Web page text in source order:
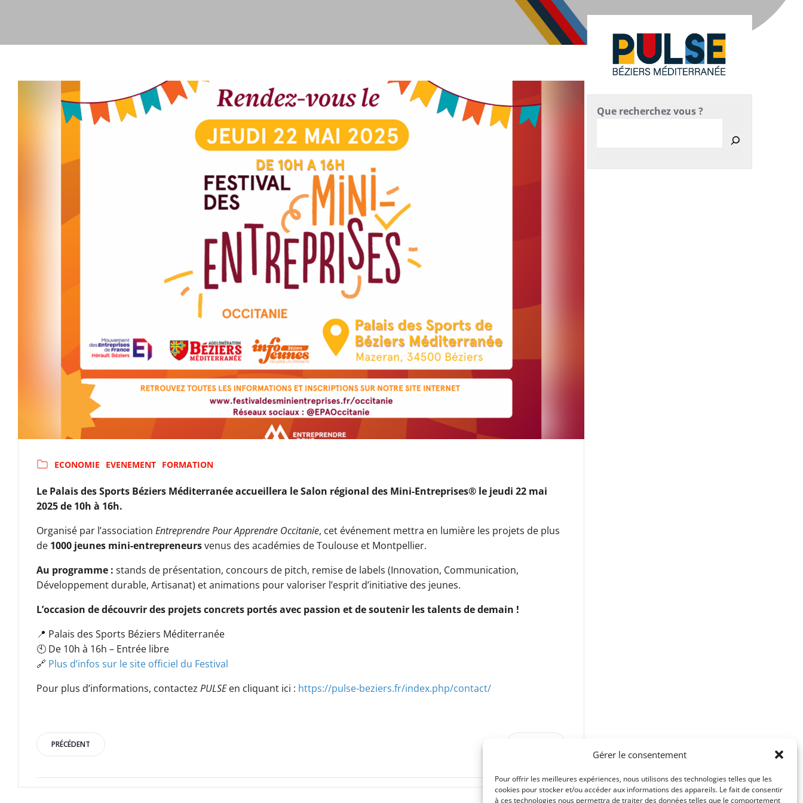
Gérer le consentement
Pour offrir les meilleures expériences, nous utilisons des technologies telles que les
cookies pour stocker et/ou accéder aux informations des appareils. Le fait de consentir
à ces technologies nous permettra de traiter des données telles que le comportement
ECONOMIE EVENEMENT FORMATION
Le Palais des Sports Béziers Méditerranée accueillera le Salon régional des Mini-Entreprises® le jeudi 22 mai
2025 de 10h à 16h.
Organisé par l’association Entreprendre Pour Apprendre Occitanie, cet événement mettra en lumière les projets de plus
de 1000 jeunes mini-entrepreneursvenus des académies de Toulouse et Montpellier.
Au programme : stands de présentation, concours de pitch, remise de labels (Innovation, Communication,
Développement durable, Artisanat) et animations pour valoriser l’esprit d’initiative des jeunes.
L’occasion de découvrir des projets concrets portés avec passion et de soutenir les talents de demain !
📍 Palais des Sports Béziers Méditerranée
🕙 De 10h à 16h – Entrée libre
🔗 Plus d’infos sur le site officiel du Festival
Pour plus d’informations, contactez PULSEen cliquant ici : https://pulse-beziers.fr/index.php/contact/
Post
navigation
PRÉCÉDENT
navigation
Que recherchez vous ?